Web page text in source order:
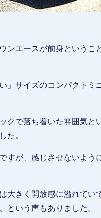
ンエースが前身という
」サイズのコンパクトミ
クで落ち着いた雰囲気と
た。
すが、感じさせないよう
大きく開放感に溢れて
という声もありました。